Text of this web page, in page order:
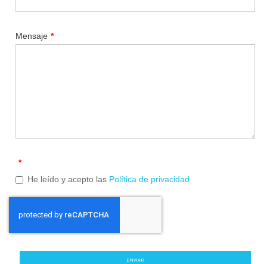
Mensaje *
*
He leído y acepto las Política de privacidad
ENVIAR